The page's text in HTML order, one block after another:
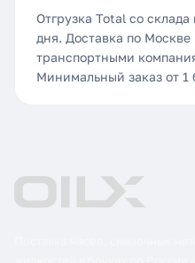
Отгрузка Total со
дня. Доставка по
транспортными
Минимальный заказ от 1